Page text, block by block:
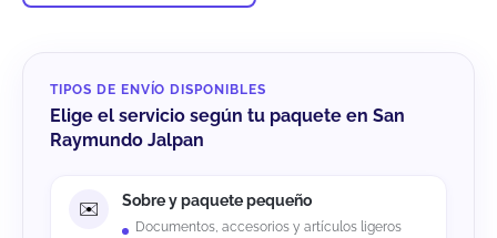
TIPOS DE ENVÍO DISPONIBLES
Elige el servicio según tu paquete en San
Raymundo Jalpan
Sobre y paquete pequeño
Documentos, accesorios y artículos ligeros